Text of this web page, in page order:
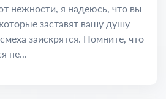
нежности, я надеюсь, что вы
заставят вашу душу
заискрятся. Помните, что
не...